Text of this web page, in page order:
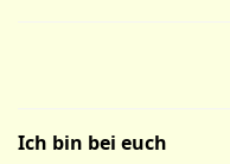
Ich bin bei euch